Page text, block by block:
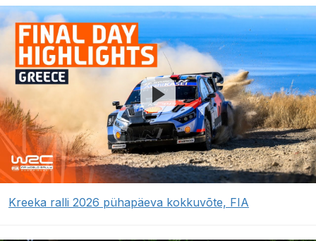
Kreeka ralli 2026 pühapäeva kokkuvõte, FIA